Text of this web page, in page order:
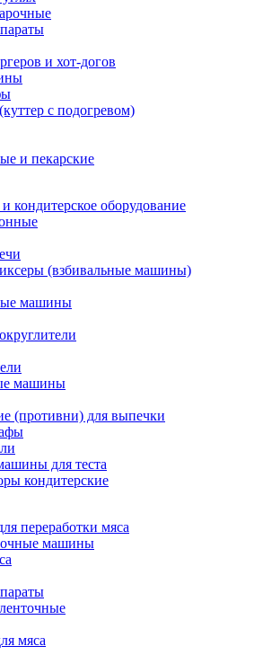
и хот-догов
с подогревом)
и пекарские
кондитерское оборудование
(взбивальные машины)
машины
машины
(противни) для выпечки
для теста
кондитерские
переработки мяса
машины
мяса